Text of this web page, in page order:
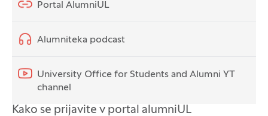
Portal AlumniUL
Alumniteka podcast
University Office for Students and Alumni YT
channel
Kako se prijavite v portal alumniUL